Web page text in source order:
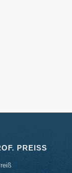
PREISS